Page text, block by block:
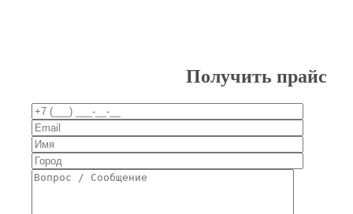
Получить прайс